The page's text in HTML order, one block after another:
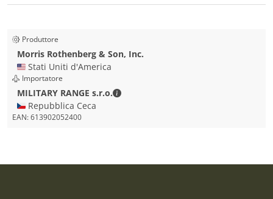
Produttore
Morris Rothenberg & Son, Inc.
🇺🇸 Stati Uniti d'America
Importatore
MILITARY RANGE s.r.o.
MILITARY RANGE s.r.o. - Dettagli di
🇨🇿 Repubblica Ceca
EAN:613902052400